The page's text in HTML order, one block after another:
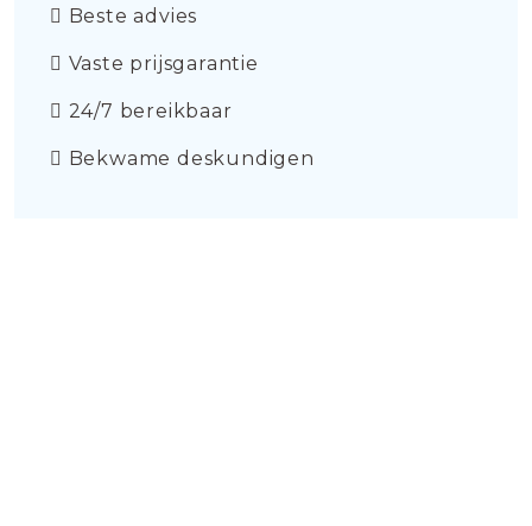
Beste advies
Vaste prijsgarantie
24/7 bereikbaar
Bekwame deskundigen